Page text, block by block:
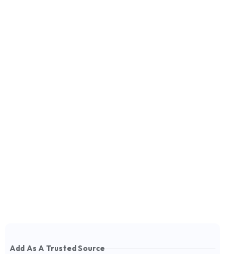
Add As A Trusted Source